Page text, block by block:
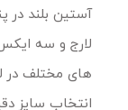
آستین بلند در
لارج و سه
های مختلف در
انتخاب سایز